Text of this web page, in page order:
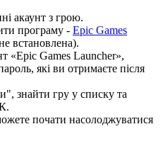
акаунт з грою.
програму - Epic Games
встановлена).
«Epic Games Launcher»,
які ви отримаєте після
знайти гру у списку та
почати насолоджуватися